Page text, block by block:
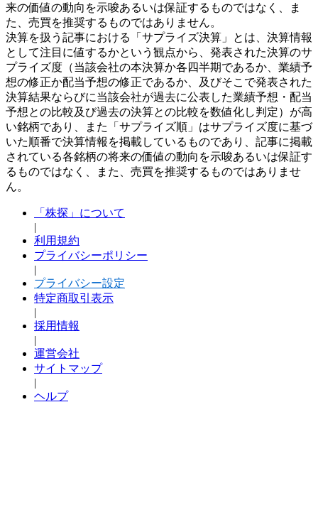
来の価値の動向を示唆あるいは保証するものではなく、ま
た、売買を推奨するものではありません。
決算を扱う記事における「サプライズ決算」とは、決算情報
として注目に値するかという観点から、発表された決算のサ
プライズ度（当該会社の本決算か各四半期であるか、業績予
想の修正か配当予想の修正であるか、及びそこで発表された
決算結果ならびに当該会社が過去に公表した業績予想・配当
予想との比較及び過去の決算との比較を数値化し判定）が高
い銘柄であり、また「サプライズ順」はサプライズ度に基づ
いた順番で決算情報を掲載しているものであり、記事に掲載
されている各銘柄の将来の価値の動向を示唆あるいは保証す
るものではなく、また、売買を推奨するものではありませ
ん。
「株探」について
|
利用規約
プライバシーポリシー
|
プライバシー設定
特定商取引表示
|
採用情報
|
運営会社
サイトマップ
|
ヘルプ